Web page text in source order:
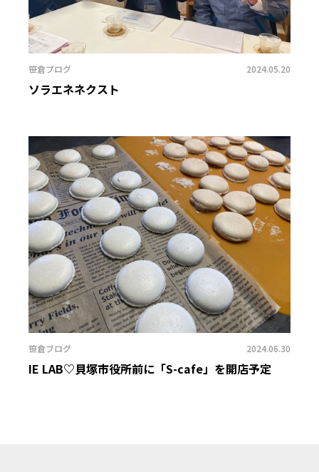
笹倉ブログ 2024.05.20
ソラエネネクスト
笹倉ブログ 2024.06.30
IE LAB♡貝塚市役所前に「S-cafe」を開店予定